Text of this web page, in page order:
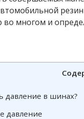
во многом и
давление в шинах?
давление